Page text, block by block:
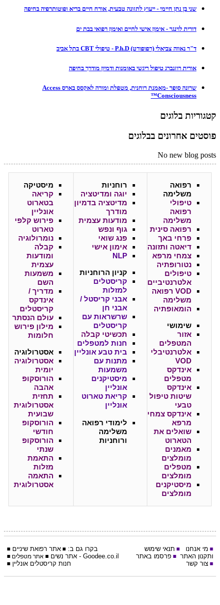
שני בן נתן חיימי - ייעוץ לתזונה טבעית, אורח חיים בריא ופוטותרפיה בחיפה
דורית לוינגר - אימון אישי לחיים ואימון רפואי בבת ים
ד"ר נאווה צביאלי (רפופורט) P.h.D - טיפולי CBT בתל אביב
אורית רוזנברג טיפול ריגשי באומנות ודמיון מודרך בחיפה
שרונה סופר -מאמנת רוחנית, מטפלת ומורה לאקסס בארס Access
Consciousness™
קטגוריות בלוגים
פוסטים אחרונים בבלוגים
No new blog posts
רפואה
משלימה
טיפולי
רפואה
משלימה
רפואה סינית
פרחי באך
דיאטה ותזונה
צמחי מרפא
נטורופתיה
טיפולים
אלטרנטיביים
VOD רפואה
משלימה
הומאופתיה
שימושי
אזור
המטפלים
אלטרנטיבלי
VOD
אינדקס
מטפלים
אינדקס
שיטות טיפול
טבעי
אינדקס צמחי
מרפא
שואלים את
הטארוט
מאמנים
מומלצים
מטפלים
מומלצים
מיסטיקנים
מומלצים
רוחניות
יוגה ומדיטציה
מדיטציה בדמיון
מודרך
מודעות עצמית
גוף ונפש
פנג שואי
אימון אישי
NLP
קניון הרוחניות
קריסטלים
למזלות
אבני קריסטל /
אבני חן
שרשראות עם
קריסטלים
תכשיטי קבלה
חנות למטפלים
בית טבע אונליין
מתנות עם
משמעות
מיסטיקנים
אונליין
קריאת טארוט
אונליין
לימודי רפואה
משלימה
ורוחניות
מיסטיקה
קריאה
בטארוט
אונליין
פירוש קלפי
טארוט
נומרולוגיה
קבלה
ומודעות
עצמית
משמעות
השם
מדריך /
אינדקס
קריסטלים
עולם הנסתר
מילון פירוש
חלומות
אסטרולוגיה
אסטרולוגיה
יומית
הורוסקופ
אהבה
תחזית
אסטרולוגית
שבועית
הורוסקופ
חודשי
הורוסקופ
שנתי
התאמת
מזלות
התאמה
אסטרולוגית
■ מי אנחנו ■ תנאי שימוש
ותקנון האתר ■ פרסמו באתר
■ צור קשר
בקרו גם ב: ■ אתר רפואת שיניים ■
Goodee.co.il - אתר נשים ■ אתר מטפלים ■
חנות קריסטלים אונליין ■